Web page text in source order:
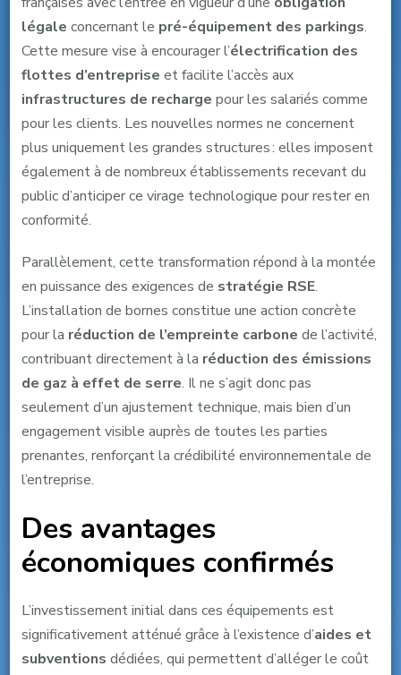
légale concernant le pré-équipement des parkings.
Cette mesure vise à encourager l’électrification des
flottes d’entreprise et facilite l’accès aux
infrastructures de recharge pour les salariés comme
pour les clients. Les nouvelles normes ne concernent
plus uniquement les grandes structures : elles imposent
également à de nombreux établissements recevant du
public d’anticiper ce virage technologique pour rester en
conformité.
Parallèlement, cette transformation répond à la montée
en puissance des exigences de stratégie RSE.
L’installation de bornes constitue une action concrète
pour la réduction de l’empreinte carbone de l’activité,
contribuant directement à la réduction des émissions
de gaz à effet de serre. Il ne s’agit donc pas
seulement d’un ajustement technique, mais bien d’un
engagement visible auprès de toutes les parties
prenantes, renforçant la crédibilité environnementale de
l’entreprise.
Des avantages
économiques confirmés
L’investissement initial dans ces équipements est
significativement atténué grâce à l’existence d’aides et
subventions dédiées, qui permettent d’alléger le coût